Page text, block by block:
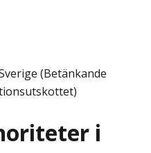
(Betänkande
i